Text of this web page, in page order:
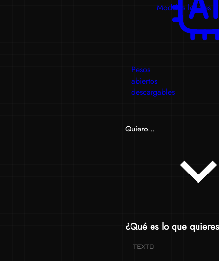
Modelos locales
Pesos
abiertos
descargables
Quiero...
¿Qué es lo que
TEXTO